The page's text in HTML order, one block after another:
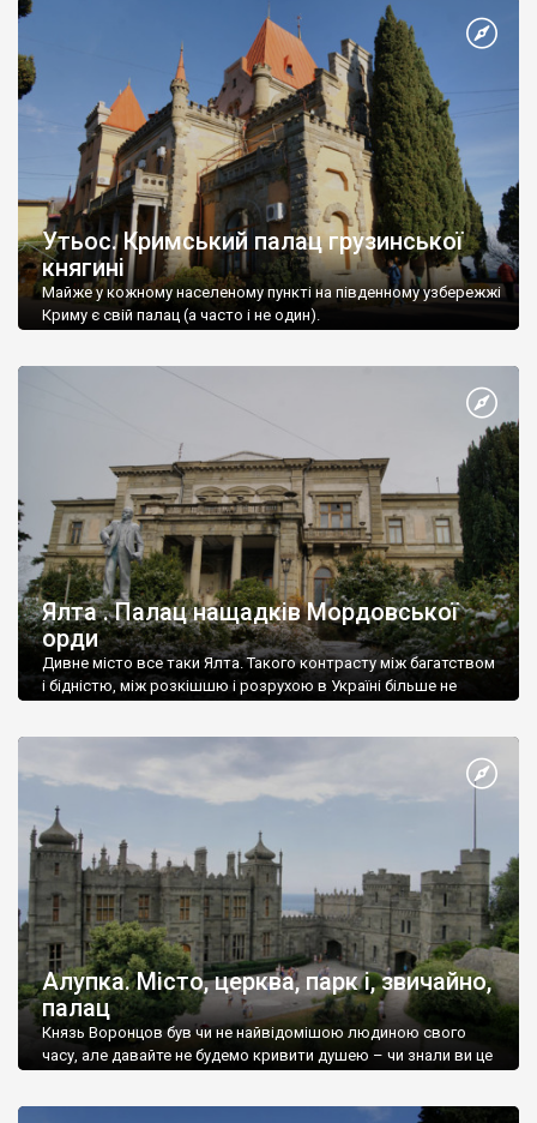
Утьос. Кримський палац грузинської
княгині
Майже у кожному населеному пункті на південному узбережжі
Криму є свій палац (а часто і не один).
Ялта . Палац нащадків Мордовської
орди
Дивне місто все таки Ялта. Такого контрасту між багатством
і бідністю, між розкішшю і розрухою в Україні більше не
Алупка. Місто, церква, парк і, звичайно,
палац
Князь Воронцов був чи не найвідомішою людиною свого
часу, але давайте не будемо кривити душею – чи знали ви це